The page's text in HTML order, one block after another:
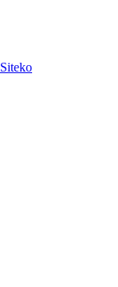
Siteko